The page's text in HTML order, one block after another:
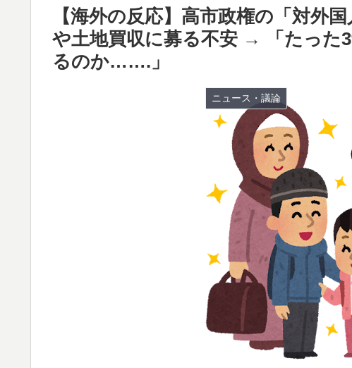
▶ 韓国人「とある日本の飲食店で、韓国人店員が韓国
▶ 海外「剣が二回斬り合っただけで折れるのはどうい
由…
韓国人「残酷だった日帝強占期前後の写真を見てみ
フランス人「欲張りすぎだ」中村敬斗、ランス残留
サポの本音がこれ！【海外の反応】
日本旅行キャンセルすべきか…1万年ぶり史上最大級
韓国人「猛暑で〇〇も疲れ果てた…〇〇の個体数が
外国人「使い捨てだ」FIFA会長、辞任危機でトラ
イチローさん「僕は本を読まない。好きなアニメは
韓国人「日本のアニメ業界で100年続いている暗黙
【海外の反応】アルゼンチン協会、FIFA会長に断固
【海外の反応】日本のウェブサイトって質の低い
【海外の反応】高市政権の「対外
や土地買収に募る不安 → 「たった
るのか…….」
ニュース・議論